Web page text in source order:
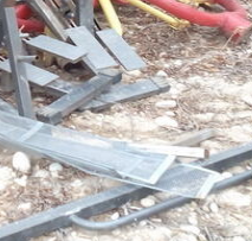
سهم مردم در نجات آب